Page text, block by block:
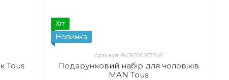
кожен день і для особливих подій має відрізнятися.
У другому можна придивитися до важких, більш
Tous
Хіт
Новинка
Артикул: 8436550507348
Подарунковий набір для чоловіків
MAN Tous